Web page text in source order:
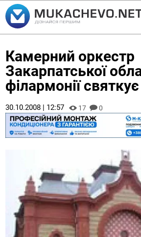
Камерний оркестр
Закарпатської
філармонії
30.10.2008 | 12:57 17 0